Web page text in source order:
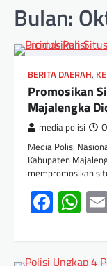
Bulan:
BERITA DAERAH,
Promosikan
Majalengka
media polisi
Media Polisi
Kabupaten
mempromosikan